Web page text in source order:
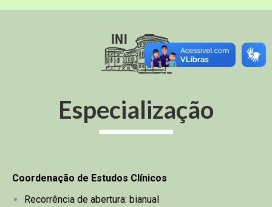
Especialização
Coordenação de Estudos Clínicos
Recorrência de abertura: bianual